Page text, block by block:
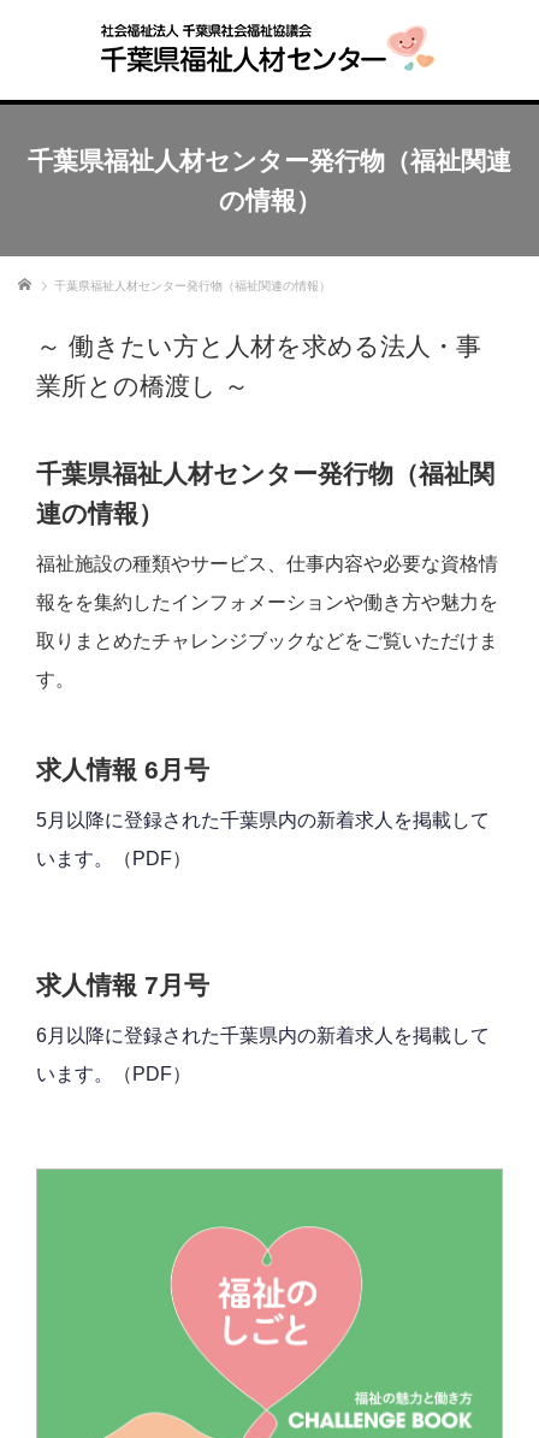
千葉県福祉人材センター発行物（福祉関連
の情報）
ホーム 千葉県福祉人材センター発行物（福祉関連の情報）
～ 働きたい方と人材を求める法人・事
業所との橋渡し ～
千葉県福祉人材センター発行物（福祉関
連の情報）
福祉施設の種類やサービス、仕事内容や必要な資格情
報をを集約したインフォメーションや働き方や魅力を
取りまとめたチャレンジブックなどをご覧いただけま
す。
求人情報 6月号
5月以降に登録された千葉県内の新着求人を掲載して
います。（PDF）
求人情報 7月号
6月以降に登録された千葉県内の新着求人を掲載して
います。（PDF）